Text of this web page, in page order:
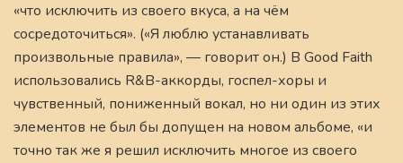
«что исключить из своего вкуса, а на чём
сосредоточиться». («Я люблю устанавливать
произвольные правила», — говорит он.) В Good Faith
использовались R&B-аккорды, госпел-хоры и
чувственный, пониженный вокал, но ни один из этих
элементов не был бы допущен на новом альбоме, «и
точно так же я решил исключить многое из своего